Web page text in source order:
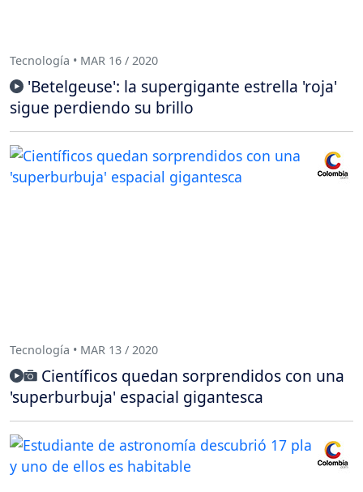
Tecnología • MAR 16 / 2020
'Betelgeuse': la supergigante estrella 'roja'
sigue perdiendo su brillo
Tecnología • MAR 13 / 2020
Científicos quedan sorprendidos con una
'superburbuja' espacial gigantesca